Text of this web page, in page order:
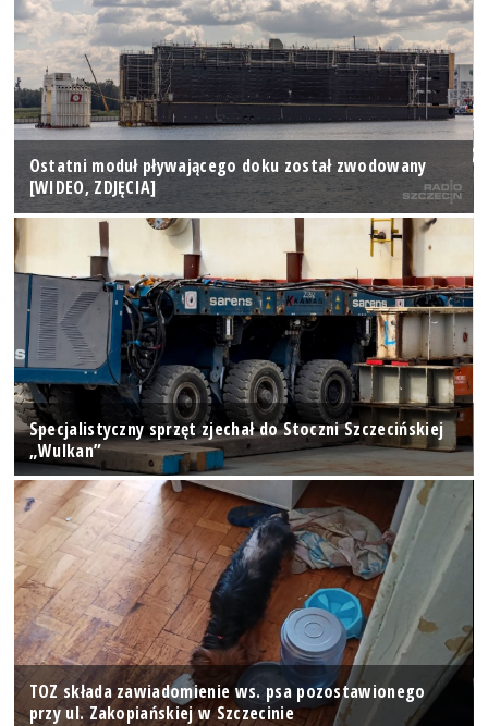
Ostatni moduł pływającego doku został zwodowany
[WIDEO, ZDJĘCIA]
Specjalistyczny sprzęt zjechał do Stoczni Szczecińskiej
„Wulkan”
TOZ składa zawiadomienie ws. psa pozostawionego
przy ul. Zakopiańskiej w Szczecinie